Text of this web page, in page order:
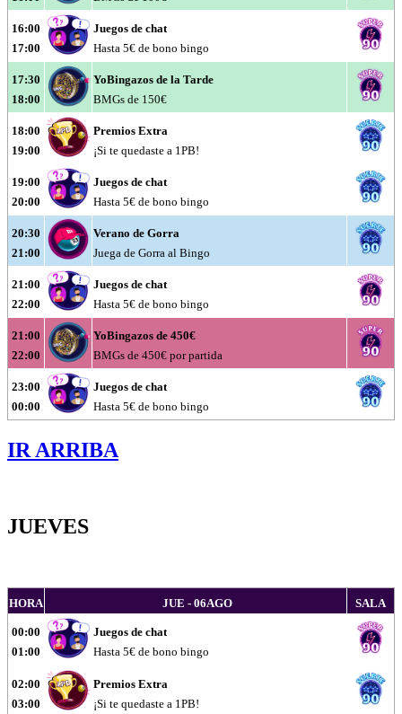
16:00
17:00
Juegos de chat
Hasta 5€ de bono bingo
17:30
18:00
YoBingazos de la Tarde
BMGs de 150€
18:00
19:00
Premios Extra
¡Si te quedaste a 1PB!
19:00
20:00
Juegos de chat
Hasta 5€ de bono bingo
20:30
21:00
Verano de Gorra
Juega de Gorra al Bingo
21:00
22:00
Juegos de chat
Hasta 5€ de bono bingo
21:00
22:00
YoBingazos de 450€
BMGs de 450€ por partida
23:00
00:00
Juegos de chat
Hasta 5€ de bono bingo
IR ARRIBA
JUEVES
HORA JUE - 06AGO SALA
00:00
01:00
Juegos de chat
Hasta 5€ de bono bingo
02:00
03:00
Premios Extra
¡Si te quedaste a 1PB!